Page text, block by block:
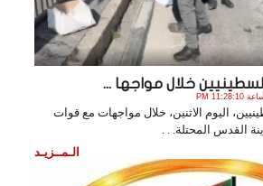
خلال مواجها ...
اليوم الاثنين، خلال مواجهات مع قوات
القدس المحتلة. . .
الـمــزيـد